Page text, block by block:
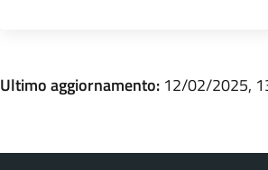
Ultimo aggiornamento: 12/02/2025,